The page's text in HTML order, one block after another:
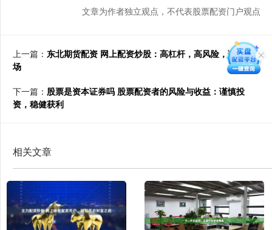
文章为作者独立观点，不代表股票配资门户观点
上一篇： 东北期货配资 网上配资炒股：高杠杆，高风险，谨慎入
场
下一篇： 股票是资本证券吗 股票配资者的风险与收益：谨慎投
资，稳健获利
相关文章